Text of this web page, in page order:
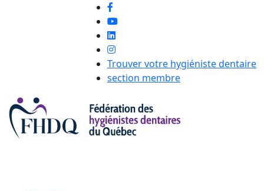
Trouver votre hygiéniste dentaire
section membre